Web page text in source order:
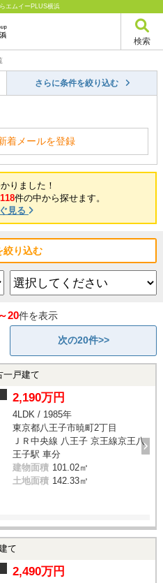
エムイーPLUS横浜
検索
さらに条件を絞り込む
着メールを登録
りました！
件の中から探せます。
見る
絞り込む
20件を表示
次の20件>>
一戸建て
2,190万円
4LDK / 1985年
東京都八王子市暁町2丁目
ＪＲ中央線 八王子 京王線京王八
王子駅 車分
建物面積 101.02㎡
土地面積 142.33㎡
て
2,490万円